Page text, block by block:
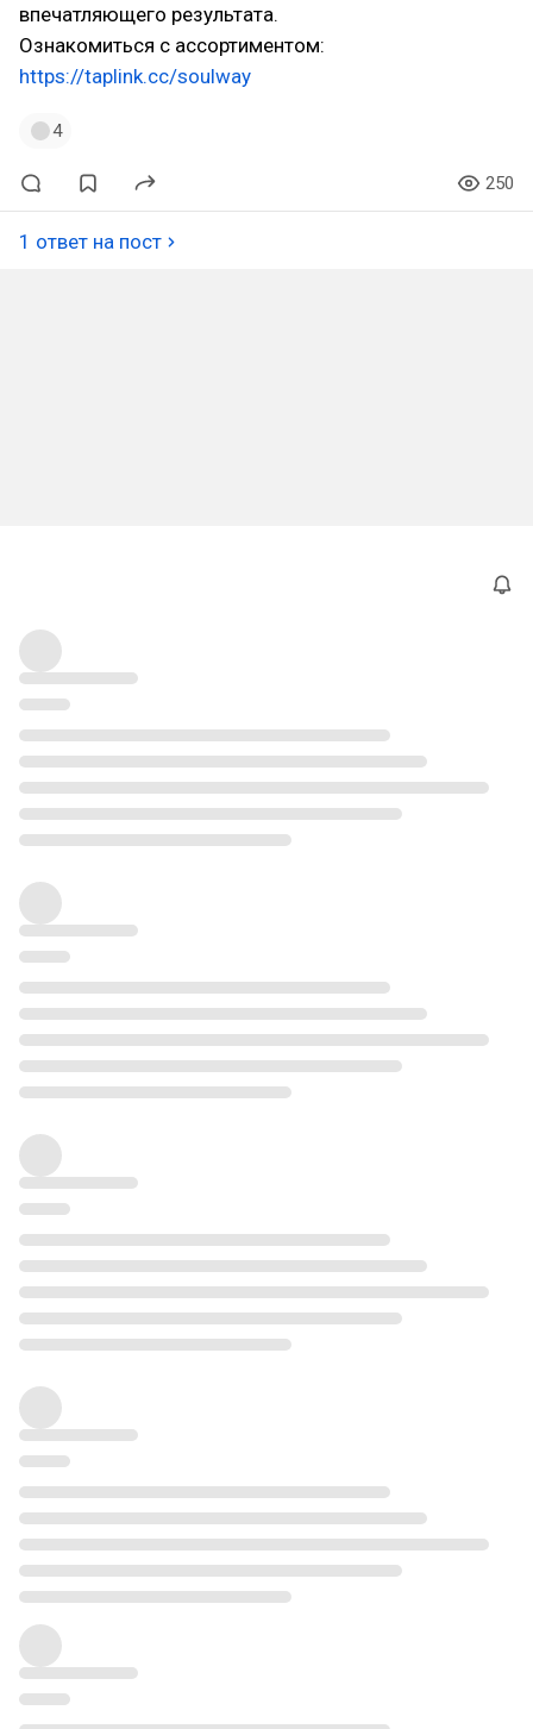
впечатляющего результата.
Ознакомиться с ассортиментом:
https://taplink.cc/soulway
4
250
1 ответ на пост